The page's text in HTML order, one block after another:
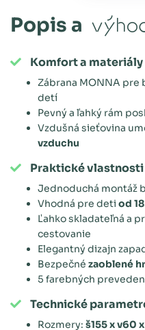
Popis a
Komfort a materiály
Zábrana MONNA pre
detí
Pevný a ľahký rám
Vzdušná sieťovina
vzduchu
Praktické vlastnosti
Jednoduchá montáž
Vhodná pre deti od
Ľahko skladateľná a
cestovanie
Elegantný dizajn
Bezpečné zaoblené
5 farebných
Technické
Rozmery: š155 x v60